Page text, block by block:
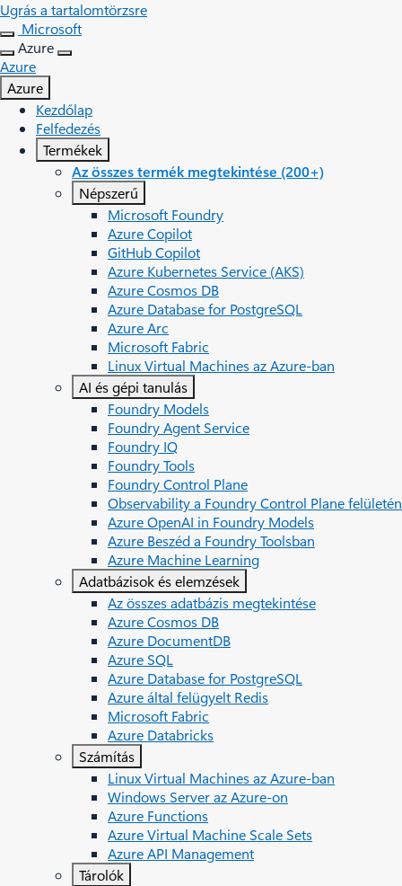
Ugrás a tartalomtörzsre
Microsoft
Azure
Azure
Azure
Kezdőlap
Felfedezés
Termékek
Az összes termék megtekintése (200+)
Népszerű
Microsoft Foundry
Azure Copilot
GitHub Copilot
Azure Kubernetes Service (AKS)
Azure Cosmos DB
Azure Database for PostgreSQL
Azure Arc​
Microsoft Fabric
Linux Virtual Machines az Azure-ban
AI és gépi tanulás
Foundry Models
Foundry Agent Service
Foundry IQ
Foundry Tools
Foundry Control Plane
Observability a Foundry Control Plane felületén
Azure OpenAI in Foundry Models
Azure Beszéd a Foundry Toolsban
Azure Machine Learning
Adatbázisok és elemzések
Az összes adatbázis megtekintése
Azure Cosmos DB
Azure DocumentDB
Azure SQL
Azure Database for PostgreSQL
Azure által felügyelt Redis
Microsoft Fabric
Azure Databricks
Számítás
Linux Virtual Machines az Azure-ban
Windows Server az Azure-on
Azure Functions
Azure Virtual Machine Scale Sets
Azure API Management
Tárolók